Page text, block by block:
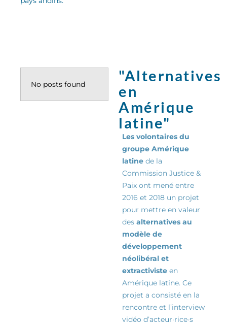
No posts found
"Alternatives
en
Amérique
latine"
Les volontaires du
groupe Amérique
latine de la
Commission Justice &
Paix ont mené entre
2016 et 2018 un projet
pour mettre en valeur
des alternatives au
modèle de
développement
néolibéral et
extractiviste en
Amérique latine. Ce
projet a consisté en la
rencontre et l’interview
vidéo d’acteur·rice·s